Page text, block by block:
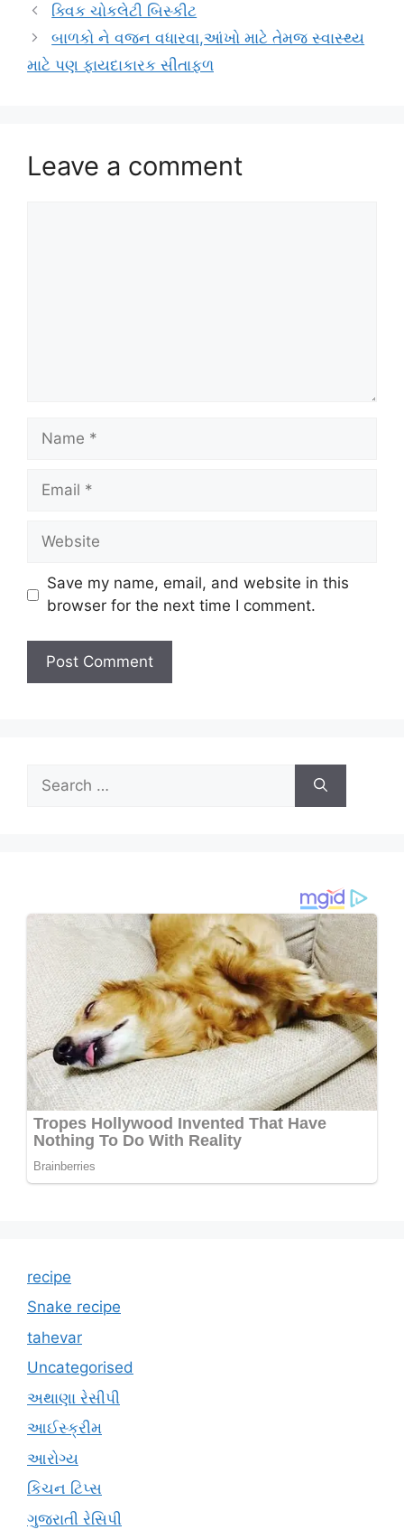
ક્વિક ચોકલેટી બિસ્કીટ
બાળકો ને વજન વધારવા,આંખો માટે તેમજ સ્વાસ્થ્ય
માટે પણ ફાયદાકારક સીતાફળ
Leave a comment
Name
Email
Website
Save my name, email, and website in this
browser for the next time I comment.
for:
recipe
Snake recipe
tahevar
Uncategorised
અથાણા રેસીપી
આઈસ્ક્રીમ
આરોગ્ય
કિચન ટિપ્સ
ગુજરાતી રેસિપી